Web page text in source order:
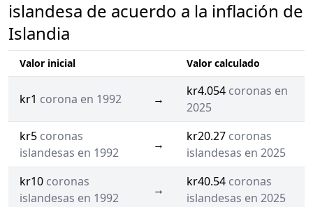
islandesa de acuerdo a la inflación de
Islandia
Valor inicial Valor calculado
kr1 corona en 1992 →
kr4.054 coronas en
2025
kr5 coronas
islandesas en 1992
→
kr20.27 coronas
islandesas en 2025
kr10 coronas
islandesas en 1992
→
kr40.54 coronas
islandesas en 2025